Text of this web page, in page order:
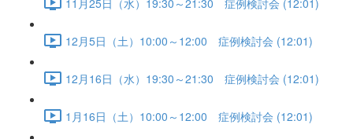
12月5日（土）10:00～12:00 症例検討会 (12:01)
12月16日（水）19:30～21:30 症例検討会 (12:01)
1月16日（土）10:00～12:00 症例検討会 (12:01)